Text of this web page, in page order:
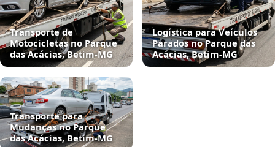
Transporte de
Motocicletas no Parque
das Acácias, Betim‑MG
Logística para Veículos
Parados no Parque das
Acácias, Betim‑MG
Transporte para
Mudanças no Parque
das Acácias, Betim‑MG